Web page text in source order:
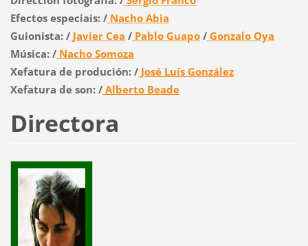
Efectos especiais: /Nacho Abia
Guionista: /Javier Cea /Pablo Guapo/Gonzalo Oya
Música: /Nacho Somoza
Xefatura de produción: /José Luís González
Xefatura de son: /Alberto Beade
Directora